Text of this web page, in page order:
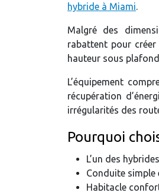
hybride à Miami
Malgré des
rabattent pour
hauteur sous
L’équipement
récupération
irrégularités des
Pourquoi
L’un des
Conduite
Habitacle